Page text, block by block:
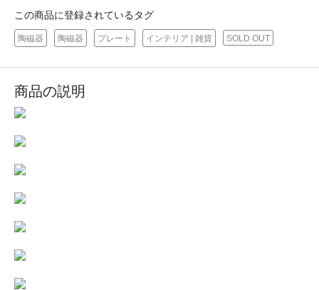
この商品に登録されているタグ
陶磁器 陶磁器 プレート インテリア | 雑貨 SOLD OUT
商品の説明